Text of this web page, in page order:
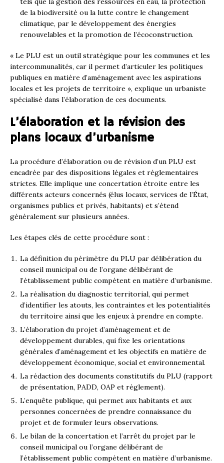
de la biodiversité ou la lutte contre le changement
climatique, par le développement des énergies
renouvelables et la promotion de l’écoconstruction.
« Le PLU est un outil stratégique pour les communes et les
intercommunalités, car il permet d’articuler les politiques
publiques en matière d’aménagement avec les aspirations
locales et les projets de territoire », explique un urbaniste
spécialisé dans l’élaboration de ces documents.
L’élaboration et la révision des
plans locaux d’urbanisme
La procédure d’élaboration ou de révision d’un PLU est
encadrée par des dispositions légales et réglementaires
strictes. Elle implique une concertation étroite entre les
différents acteurs concernés (élus locaux, services de l’État,
organismes publics et privés, habitants) et s’étend
généralement sur plusieurs années.
Les étapes clés de cette procédure sont :
La définition du périmètre du PLU par délibération du
conseil municipal ou de l’organe délibérant de
l’établissement public compétent en matière d’urbanisme.
La réalisation du diagnostic territorial, qui permet
d’identifier les atouts, les contraintes et les potentialités
du territoire ainsi que les enjeux à prendre en compte.
L’élaboration du projet d’aménagement et de
développement durables, qui fixe les orientations
générales d’aménagement et les objectifs en matière de
développement économique, social et environnemental.
La rédaction des documents constitutifs du PLU (rapport
de présentation, PADD, OAP et règlement).
L’enquête publique, qui permet aux habitants et aux
personnes concernées de prendre connaissance du
projet et de formuler leurs observations.
Le bilan de la concertation et l’arrêt du projet par le
conseil municipal ou l’organe délibérant de
l’établissement public compétent en matière d’urbanisme.